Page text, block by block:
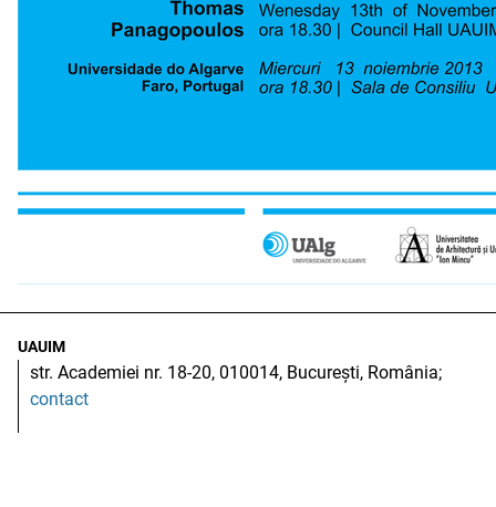
UAUIM
str. Academiei nr. 18-20, 010014, București, România;
contact